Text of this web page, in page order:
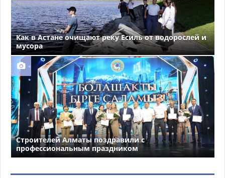
Как в Астане очищают реку Есиль от водорослей и
мусора
Строителей Алматы поздравили с
профессиональным праздником